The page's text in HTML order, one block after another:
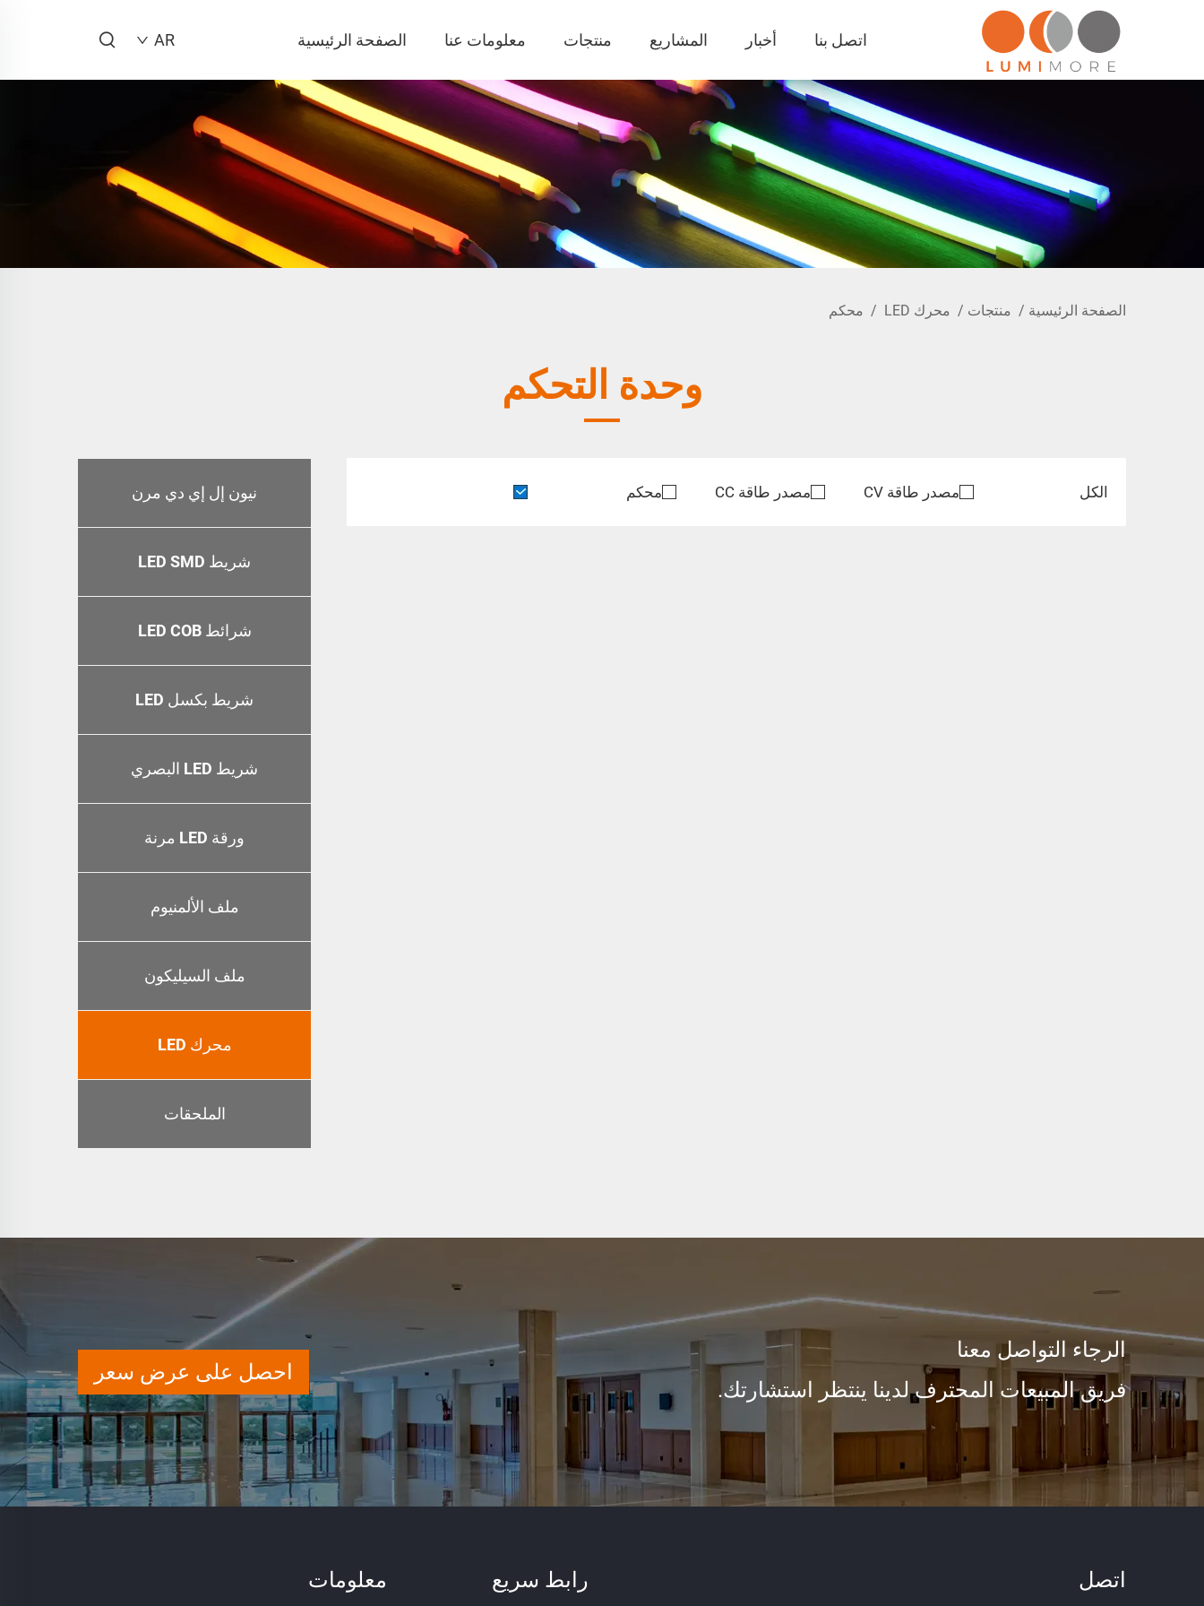
الصفحة الرئيسية معلومات عنا منتجات المشاريع أخبار اتصل بنا AR
الصفحة الرئيسية / منتجات / محرك LED / محكم
وحدة التحكم
نيون إل إي دي مرن
شريط LED SMD
شرائط LED COB
شريط بكسل LED
شريط LED البصري
ورقة LED مرنة
ملف الألمنيوم
ملف السيليكون
محرك LED
الملحقات
الكل مصدر طاقة CV مصدر طاقة CC محكم
الرجاء التواصل معنا
فريق المبيعات المحترف لدينا ينتظر استشارتك.
احصل على عرض سعر
اتصل رابط سريع معلومات